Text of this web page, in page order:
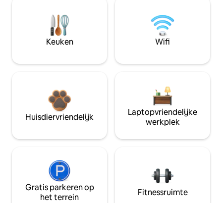
Keuken Wifi
Huisdiervriendelijk
Laptopvriendelijke
werkplek
Gratis parkeren op
het terrein
Fitnessruimte